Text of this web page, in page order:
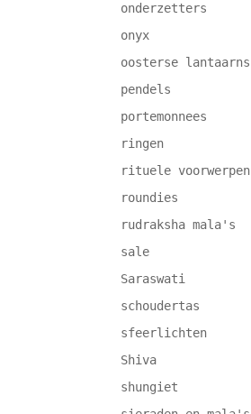
onderzetters
onyx
oosterse lantaarns
pendels
portemonnees
ringen
rituele voorwerpen
roundies
rudraksha mala's
sale
Saraswati
schoudertas
sfeerlichten
Shiva
shungiet